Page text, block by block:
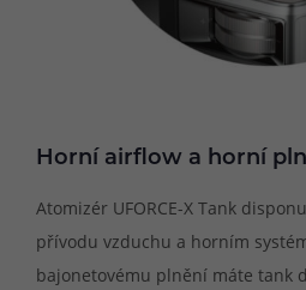
Horní airflow a horní
Atomizér UFORCE-X Tank
přívodu vzduchu a horním
bajonetovému plnění máte tank